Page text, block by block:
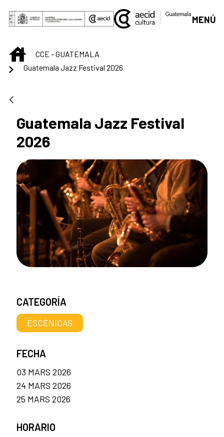
Saut au contenu principal
MENÚ
INICIOCCE - GUATEMALA
Guatemala Jazz Festival 2026
Guatemala Jazz Festival
2026
CATEGORÍA
ESCÉNICAS
FECHA
03 MARS 2026
24 MARS 2026
25 MARS 2026
HORARIO